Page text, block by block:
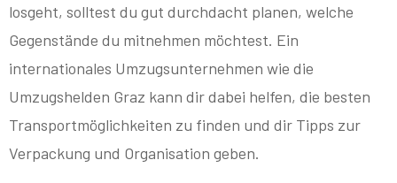
losgeht, solltest du gut durchdacht planen, welche
Gegenstände du mitnehmen möchtest. Ein
internationales Umzugsunternehmen wie die
Umzugshelden Graz kann dir dabei helfen, die besten
Transportmöglichkeiten zu finden und dir Tipps zur
Verpackung und Organisation geben.